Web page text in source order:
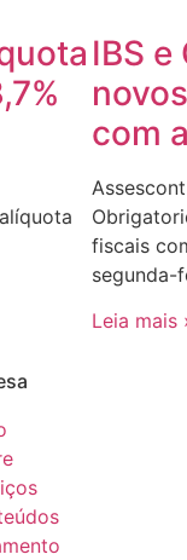
IBS e
com
Assescont
fiscais
segunda-
Leia mais